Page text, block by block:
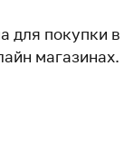
для покупки в
магазинах.